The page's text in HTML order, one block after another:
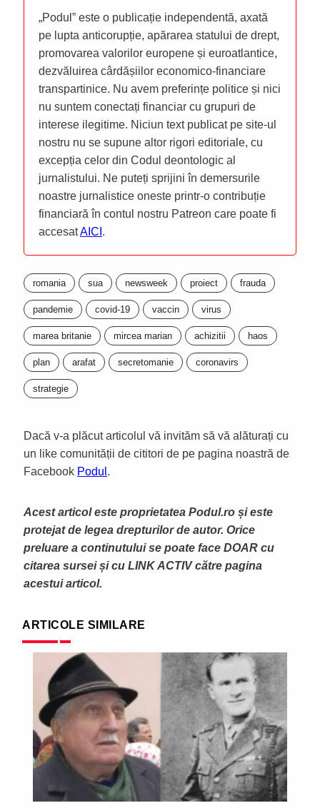
„Podul” este o publicație independentă, axată
pe lupta anticorupție, apărarea statului de drept,
promovarea valorilor europene și euroatlantice,
dezvăluirea cârdășiilor economico-financiare
transpartinice. Nu avem preferințe politice și nici
nu suntem conectați financiar cu grupuri de
interese ilegitime. Niciun text publicat pe site-ul
nostru nu se supune altor rigori editoriale, cu
excepția celor din Codul deontologic al
jurnalistului. Ne puteți sprijini în demersurile
noastre jurnalistice oneste printr-o contribuție
financiară în contul nostru Patreon care poate fi
accesatAICI .
romania sua newsweek proiect frauda
pandemie covid-19 vaccin virus
marea britanie mircea marian achizitii haos
plan arafat secretomanie coronavirs
strategie
Dacă v-a plăcut articolul vă invităm să vă alăturați cu
un like comunității de cititori de pe pagina noastră de
Facebook Podul .
Acest articol este proprietatea Podul.ro și este
protejat de legea drepturilor de autor. Orice
preluare a continutului se poate face DOAR cu
citarea sursei și cu LINK ACTIV către pagina
acestui articol.
ARTICOLE SIMILARE